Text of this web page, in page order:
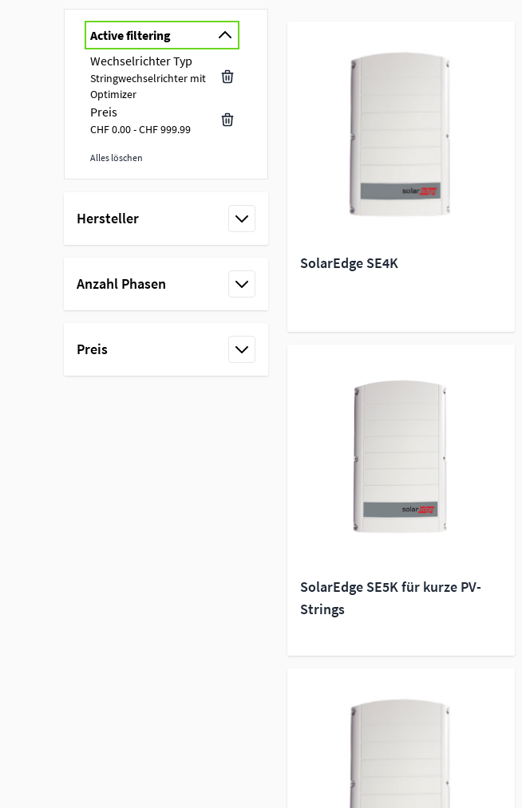
Active filtering
Wechselrichter Typ
Stringwechselrichter mit
Optimizer
Preis
CHF 0.00 - CHF 999.99
Alles löschen
Hersteller
Anzahl Phasen
Preis
SolarEdge SE4K
SolarEdge SE5K für kurze PV-
Strings